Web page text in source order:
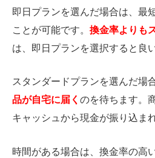
即日プランを選んだ場合は、最
ことが可能です。 換金率よりも
は、即日プランを選択すると良
スタンダードプランを選んだ場合
品が自宅に届く のを待ちます。
キャッシュから現金が振り込ま
時間がある場合は、換金率の高